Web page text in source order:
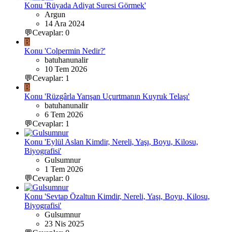
Konu 'Rüyada Adiyat Suresi Görmek'
Argun
14 Ara 2024
💬Cevaplar: 0
B
Konu 'Colpermin Nedir?'
batuhanunalir
10 Tem 2026
💬Cevaplar: 1
B
Konu 'Rüzgârla Yarışan Uçurtmanın Kuyruk Telaşı'
batuhanunalir
6 Tem 2026
💬Cevaplar: 1
Konu 'Eylül Aslan Kimdir, Nereli, Yaşı, Boyu, Kilosu,
Biyografisi'
Gulsumnur
1 Tem 2026
💬Cevaplar: 0
Konu 'Sevtap Özaltun Kimdir, Nereli, Yaşı, Boyu, Kilosu,
Biyografisi'
Gulsumnur
23 Nis 2025